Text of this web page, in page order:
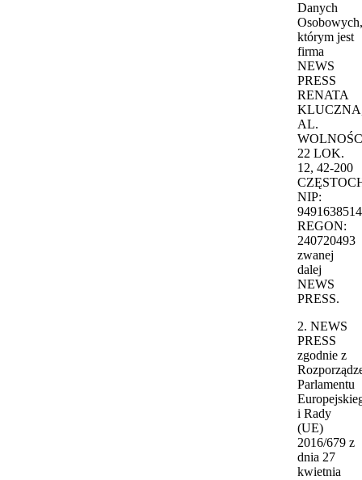
Danych
Osobowych,
którym jest
firma
NEWS
PRESS
RENATA
AL.
22 LOK.
12, 42-200
NIP:
REGON:
240720493
zwanej
dalej
NEWS
PRESS.
2. NEWS
PRESS
zgodnie z
Parlamentu
i Rady
(UE)
2016/679 z
dnia 27
kwietnia